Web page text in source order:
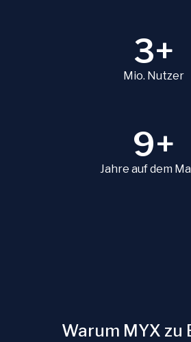
3+
Mio. Nutzer
9+
Jahre auf dem
Warum MYX zu